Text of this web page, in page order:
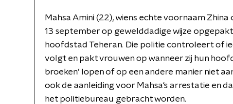
Mahsa Amini (22), wiens echte voornaam
13 september op gewelddadige wijze
hoofdstad Teheran. Die politie controleert of
volgt en pakt vrouwen op wanneer zij hun
broeken' lopen of op een andere manier niet
ook de aanleiding voor Mahsa's arrestatie en
het politiebureau gebracht worden.